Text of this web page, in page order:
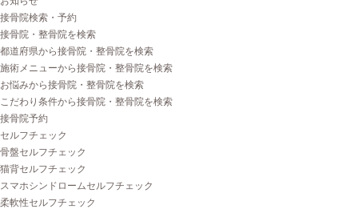
接骨院検索・予約
接骨院・整骨院を検索
都道府県から接骨院・整骨院を検索
施術メニューから接骨院・整骨院を検索
お悩みから接骨院・整骨院を検索
こだわり条件から接骨院・整骨院を検索
接骨院予約
セルフチェック
骨盤セルフチェック
猫背セルフチェック
スマホシンドロームセルフチェック
柔軟性セルフチェック